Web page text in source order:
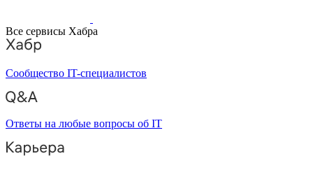
Все сервисы Хабра
Сообщество IT-специалистов
Ответы на любые вопросы об IT